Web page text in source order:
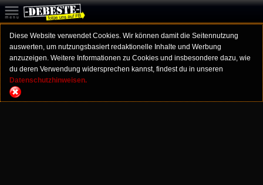
Diese Website verwendet Cookies. Wir können damit die Seitennutzung
auswerten, um nutzungsbasiert redaktionelle Inhalte und Werbung
anzuzeigen. Weitere Informationen zu Cookies und insbesondere dazu, wie
du deren Verwendung widersprechen kannst, findest du in unseren
Datenschutzhinweisen.